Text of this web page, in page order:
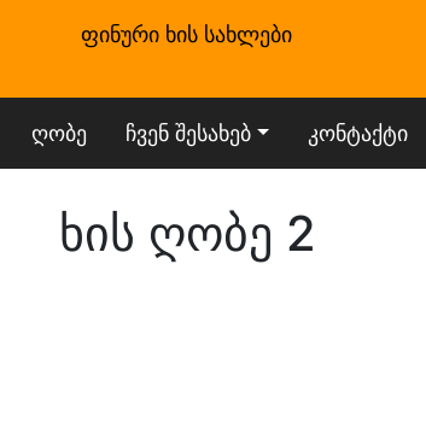
ფინური ხის სახლები
ღობე ჩვენ შესახებ კონტაქტი
ხის ღობე 2